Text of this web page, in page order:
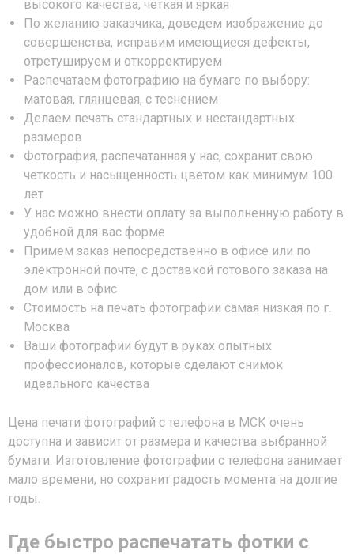
высокого качества, четкая и яркая
По желанию заказчика, доведем изображение до
совершенства, исправим имеющиеся дефекты,
отретушируем и откорректируем
Распечатаем фотографию на бумаге по выбору:
матовая, глянцевая, с теснением
Делаем печать стандартных и нестандартных
размеров
Фотография, распечатанная у нас, сохранит свою
четкость и насыщенность цветом как минимум 100
лет
У нас можно внести оплату за выполненную работу в
удобной для вас форме
Примем заказ непосредственно в офисе или по
электронной почте, с доставкой готового заказа на
дом или в офис
Стоимость на печать фотографии самая низкая по г.
Москва
Ваши фотографии будут в руках опытных
профессионалов, которые сделают снимок
идеального качества
Цена печати фотографий с телефона в МСК очень
доступна и зависит от размера и качества выбранной
бумаги. Изготовление фотографии с телефона занимает
мало времени, но сохранит радость момента на долгие
годы.
Где быстро распечатать фотки с